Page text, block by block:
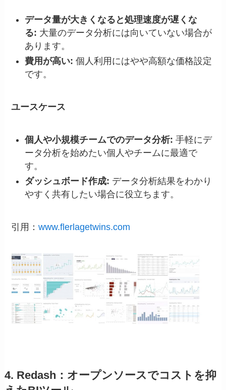
データ量が大きくなると処理速度が遅くな
る: 大量のデータ分析には向いていない場合が
あります。
費用が高い: 個人利用にはやや高額な価格設定
です。
ユースケース
個人や小規模チームでのデータ分析: 手軽にデ
ータ分析を始めたい個人やチームに最適で
す。
ダッシュボード作成: データ分析結果をわかり
やすく共有したい場合に役立ちます。
引用：www.flerlagetwins.com
4. Redash：オープンソースでコストを抑